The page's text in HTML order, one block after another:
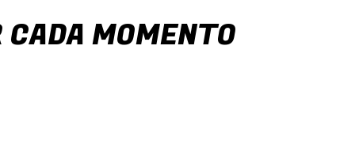
MOMENTO